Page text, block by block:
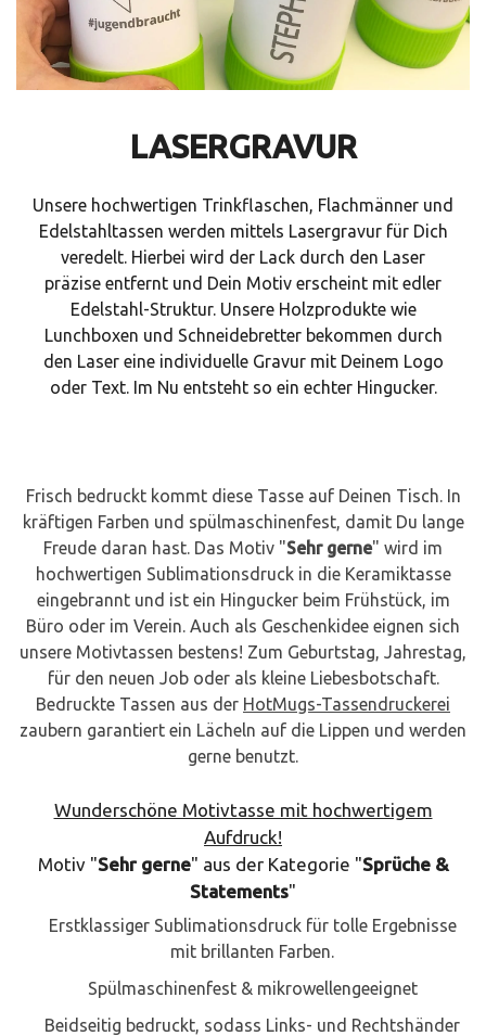
LASERGRAVUR
Unsere hochwertigen Trinkflaschen, Flachmänner und
Edelstahltassen werden mittels Lasergravur für Dich
veredelt. Hierbei wird der Lack durch den Laser
präzise entfernt und Dein Motiv erscheint mit edler
Edelstahl-Struktur. Unsere Holzprodukte wie
Lunchboxen und Schneidebretter bekommen durch
den Laser eine individuelle Gravur mit Deinem Logo
oder Text. Im Nu entsteht so ein echter Hingucker.
Frisch bedruckt kommt diese Tasse auf Deinen Tisch. In
kräftigen Farben und spülmaschinenfest, damit Du lange
Freude daran hast. Das Motiv "Sehr gerne" wird im
hochwertigen Sublimationsdruck in die Keramiktasse
eingebrannt und ist ein Hingucker beim Frühstück, im
Büro oder im Verein. Auch als Geschenkidee eignen sich
unsere Motivtassen bestens! Zum Geburtstag, Jahrestag,
für den neuen Job oder als kleine Liebesbotschaft.
Bedruckte Tassen aus der HotMugs-Tassendruckerei
zaubern garantiert ein Lächeln auf die Lippen und werden
gerne benutzt.
Wunderschöne Motivtasse mit hochwertigem
Aufdruck!
Motiv "Sehr gerne" aus der Kategorie "Sprüche &
Statements"
Erstklassiger Sublimationsdruck für tolle Ergebnisse
mit brillanten Farben.
Spülmaschinenfest & mikrowellengeeignet
Beidseitig bedruckt, sodass Links- und Rechtshänder